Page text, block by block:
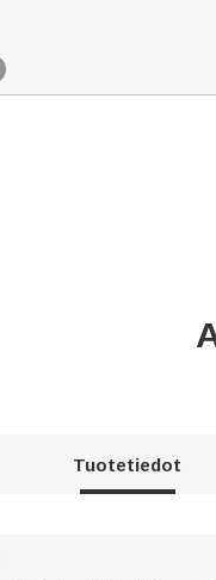
Tuotetiedot